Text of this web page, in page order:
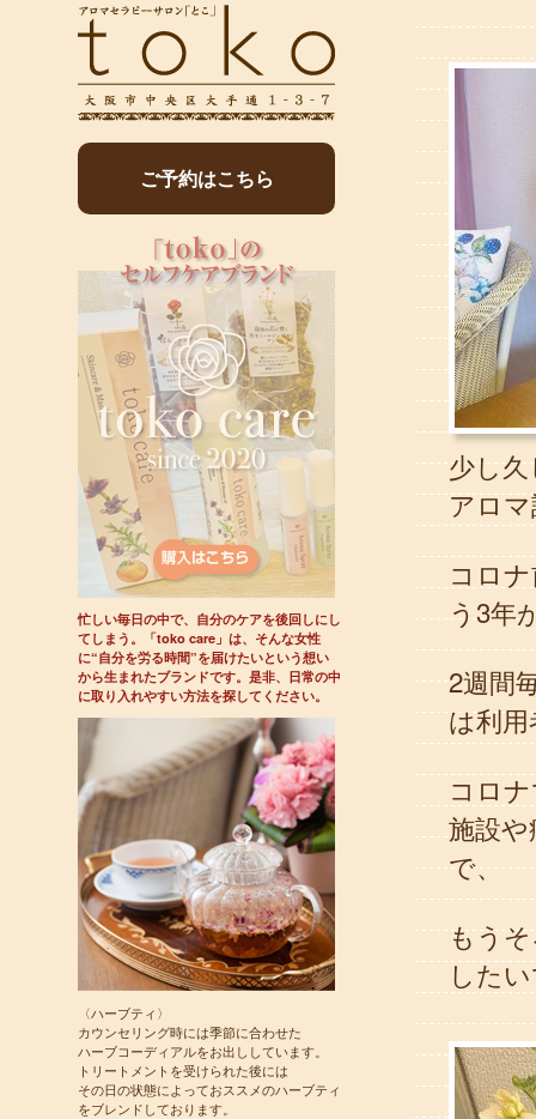
ご予約はこちら
忙しい毎日の中で、自分のケアを後回しにし
てしまう。「toko care」は、そんな女性
に“自分を労る時間”を届けたいという想い
から生まれたブランドです。是非、日常の中
に取り入れやすい方法を探してください。
〈ハーブティ〉
カウンセリング時には季節に合わせた
ハーブコーディアルをお出ししています。
トリートメントを受けられた後には
その日の状態によっておススメのハーブティ
をブレンドしております。
少し
アロ
コロ
う3年
2週間
は利
コロ
施設
で、
もう
した